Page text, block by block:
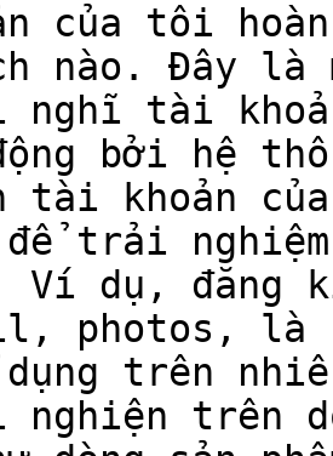
của tôi
nào. Đây là
nghĩ tài
bởi hệ
tài khoản
để trải
dụ, đăng kí
photos, là
dụng trên
nghiện trên